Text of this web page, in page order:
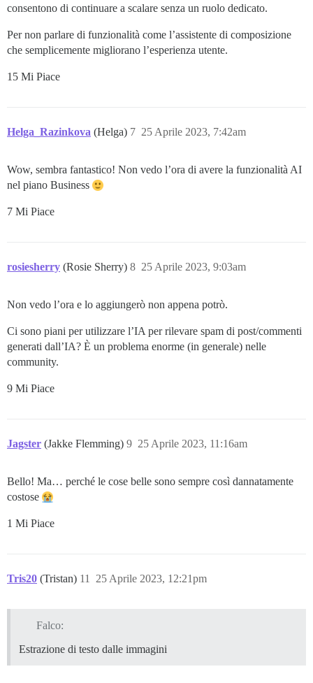
consentono di continuare a scalare senza un ruolo dedicato.
Per non parlare di funzionalità come l’assistente di composizione
che semplicemente migliorano l’esperienza utente.
15 Mi Piace
Helga_Razinkova (Helga) 25 Aprile 2023, 7:42am
7
Wow, sembra fantastico! Non vedo l’ora di avere la funzionalità AI
nel piano Business
7 Mi Piace
rosiesherry (Rosie Sherry) 25 Aprile 2023, 9:03am
8
Non vedo l’ora e lo aggiungerò non appena potrò.
Ci sono piani per utilizzare l’IA per rilevare spam di post/commenti
generati dall’IA? È un problema enorme (in generale) nelle
community.
9 Mi Piace
Jagster (Jakke Flemming) 25 Aprile 2023, 11:16am
9
Bello! Ma… perché le cose belle sono sempre così dannatamente
costose
1 Mi Piace
Tris20 (Tristan) 25 Aprile 2023, 12:21pm
11
Falco:
Estrazione di testo dalle immagini